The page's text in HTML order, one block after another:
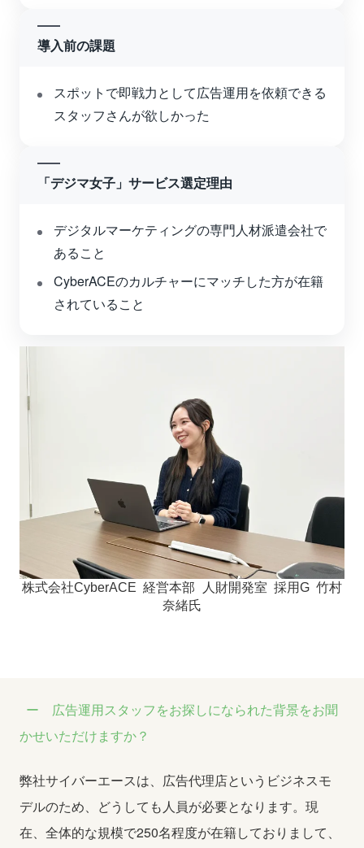
導入前の課題
スポットで即戦力として広告運用を依頼できる
スタッフさんが欲しかった
「デジマ女子」サービス選定理由
デジタルマーケティングの専門人材派遣会社で
あること
CyberACEのカルチャーにマッチした方が在籍
されていること
株式会社CyberACE経営本部 人財開発室 採用G 竹村
奈緒氏
広告運用スタッフをお探しになられた背景をお聞
かせいただけますか？
弊社サイバーエースは、広告代理店というビジネスモ
デルのため、どうしても人員が必要となります。現
在、全体的な規模で250名程度が在籍しておりまして、